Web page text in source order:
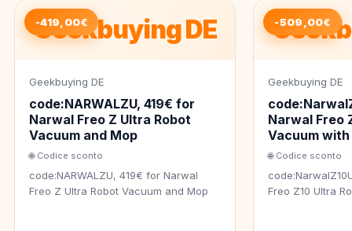
Geekbuying DE
-419,00€
Geekbuying DE
code:NARWALZU, 419€ for
Narwal Freo Z Ultra Robot
Vacuum and Mop
🌐 Codice sconto
code:NARWALZU, 419€ for Narwal
Freo Z Ultra Robot Vacuum and Mop
-509,00€
Geekbuying DE
Narwal Freo
Vacuum
🌐 Codice sconto
Freo Z10 Ultra